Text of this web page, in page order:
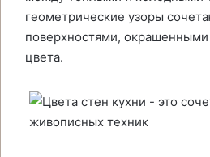
геометрические узоры
поверхностями,
цвета.